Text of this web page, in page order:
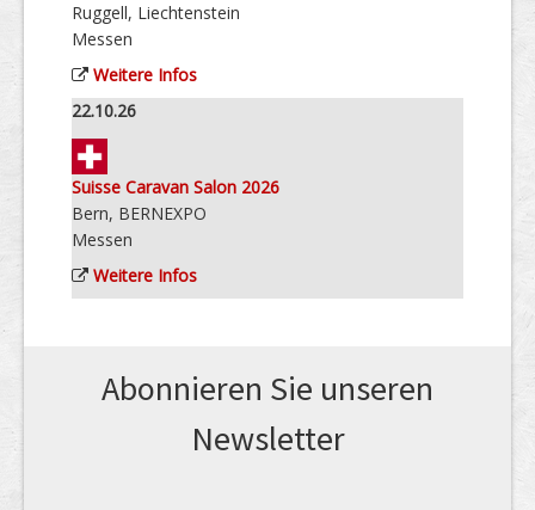
Ruggell, Liechtenstein
Messen
Weitere Infos
22.10.26
Suisse Caravan Salon 2026
Bern, BERNEXPO
Messen
Weitere Infos
Abonnieren Sie unseren
News­letter